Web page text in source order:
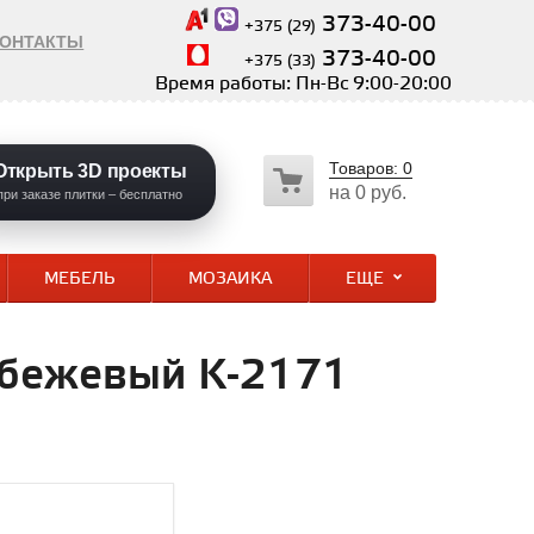
+375 (29) 373-40-00
+375 (33) 373-40-00
Время работы: Пн-Вс 9:00-20:00
3D проекты
заказе плитки – бесплатно
Товаров: 0
на 0 руб.
МЕБЕЛЬ МОЗАИКА ЕЩЕ
K-2171